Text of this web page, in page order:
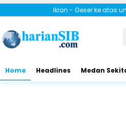
Iklan - Geser ke atas
Home Headlines Medan